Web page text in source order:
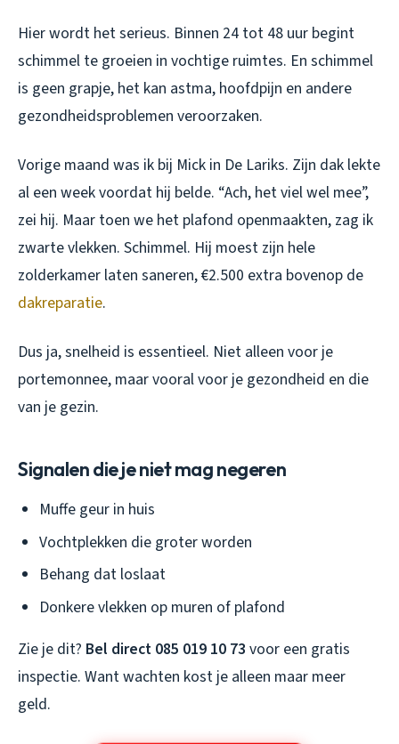
Hier wordt het serieus. Binnen 24 tot 48 uur begint
schimmel te groeien in vochtige ruimtes. En schimmel
is geen grapje, het kan astma, hoofdpijn en andere
gezondheidsproblemen veroorzaken.
Vorige maand was ik bij Mick in De Lariks. Zijn dak lekte
al een week voordat hij belde. “Ach, het viel wel mee”,
zei hij. Maar toen we het plafond openmaakten, zag ik
zwarte vlekken. Schimmel. Hij moest zijn hele
zolderkamer laten saneren, €2.500 extra bovenop de
dakreparatie.
Dus ja, snelheid is essentieel. Niet alleen voor je
portemonnee, maar vooral voor je gezondheid en die
van je gezin.
Signalen die je niet mag negeren
Muffe geur in huis
Vochtplekken die groter worden
Behang dat loslaat
Donkere vlekken op muren of plafond
Zie je dit? Bel direct 085 019 10 73 voor een gratis
inspectie. Want wachten kost je alleen maar meer
geld.